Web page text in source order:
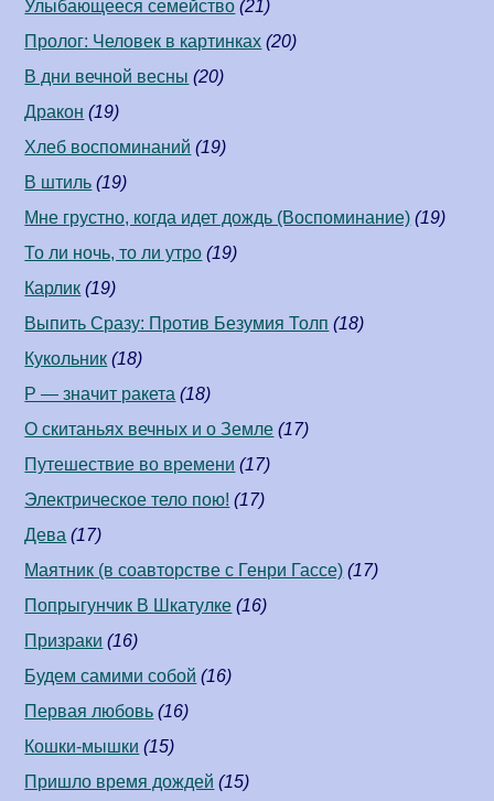
Улыбающееся семейство (21)
Пролог: Человек в картинках (20)
В дни вечной весны (20)
Дракон (19)
Хлеб воспоминаний (19)
В штиль (19)
Мне грустно, когда идет дождь (Воспоминание) (19)
То ли ночь, то ли утро (19)
Карлик (19)
Выпить Сразу: Против Безумия Толп (18)
Кукольник (18)
Р — значит ракета (18)
О скитаньях вечных и о Земле (17)
Путешествие во времени (17)
Электрическое тело пою! (17)
Дева (17)
Маятник (в соавторстве c Генри Гассе) (17)
Попрыгунчик В Шкатулке (16)
Призраки (16)
Будем самими собой (16)
Первая любовь (16)
Кошки-мышки (15)
Пришло время дождей (15)